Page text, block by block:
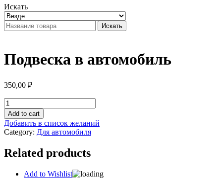
Искать
Искать
Подвеска в автомобиль
350,00 ₽
Подвеска
в
автомобиль
quantity
Add to cart
Добавить в список желаний
Category: Для автомобиля
Related products
Add to Wishlist